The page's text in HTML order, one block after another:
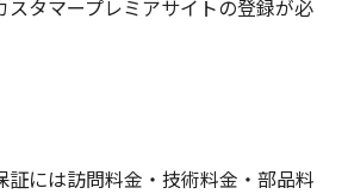
スタマープレミアサイトの登録が必
証には訪問料金・技術料金・部品料